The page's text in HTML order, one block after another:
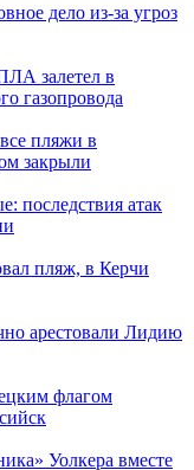
дело из-за угроз
залетел в
газопровода
пляжи в
закрыли
последствия атак
пляж, в Керчи
арестовали Лидию
флагом
Уолкера вместе